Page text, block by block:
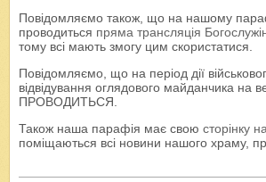
Повідомляємо також, що на нашому
проводиться пряма трансляція
тому всі мають змогу цим скористатися.
Повідомляємо, що на період дії
відвідування оглядового майданчика на
ПРОВОДИТЬСЯ.
Також наша парафія має свою сторінку
поміщаються всі новини нашого храму,